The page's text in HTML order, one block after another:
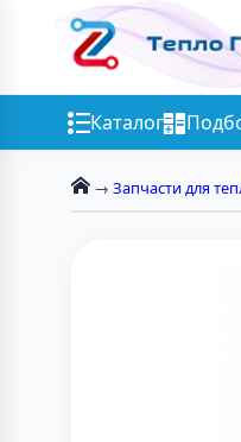
Каталог
→ Запчасти для